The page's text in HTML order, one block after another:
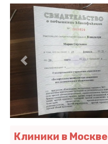
Предыдущий
Клиники в Москве